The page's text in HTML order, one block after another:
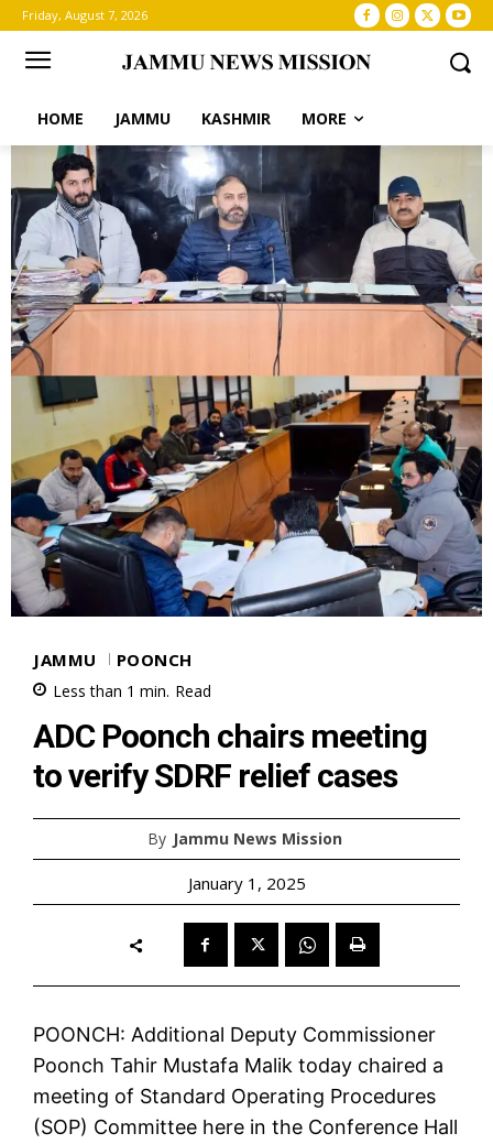
Friday, August 7, 2026
HOME JAMMU KASHMIR MORE
JAMMU POONCH
Less than 1 min. Read
ADC Poonch chairs meeting
to verify SDRF relief cases
By Jammu News Mission
January 1, 2025
POONCH: Additional Deputy Commissioner
Poonch Tahir Mustafa Malik today chaired a
meeting of Standard Operating Procedures
(SOP) Committee here in the Conference Hall